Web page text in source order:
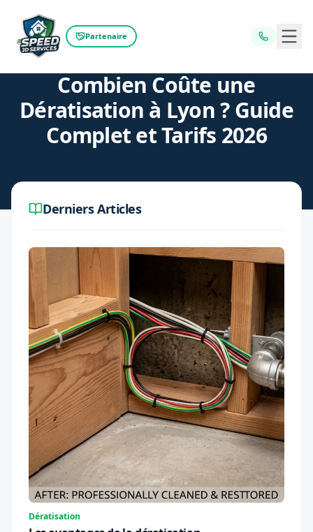
Partenaire
Retour au blog
Combien Coûte une
Dératisation à Lyon ? Guide
Complet et Tarifs 2026
Derniers Articles
Dératisation